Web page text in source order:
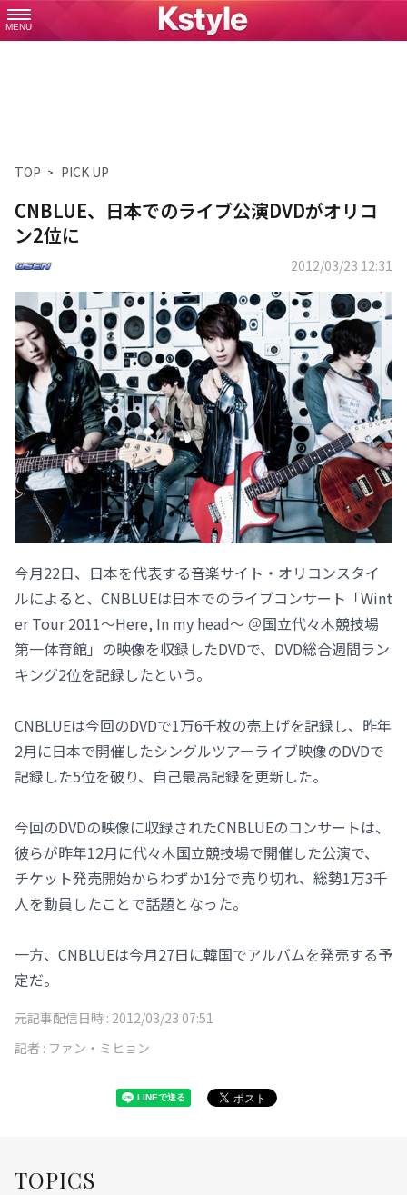
MENU
TOP PICK UP
CNBLUE、日本でのライブ公演DVDがオリコ
ン2位に
2012/03/23 12:31
今月22日、日本を代表する音楽サイト・オリコンスタイ
ルによると、CNBLUEは日本でのライブコンサート「Wint
er Tour 2011～Here, In my head～ ＠国立代々木競技場
第一体育館」の映像を収録したDVDで、DVD総合週間ラン
キング2位を記録したという。
CNBLUEは今回のDVDで1万6千枚の売上げを記録し、昨年
2月に日本で開催したシングルツアーライブ映像のDVDで
記録した5位を破り、自己最高記録を更新した。
今回のDVDの映像に収録されたCNBLUEのコンサートは、
彼らが昨年12月に代々木国立競技場で開催した公演で、
チケット発売開始からわずか1分で売り切れ、総勢1万3千
人を動員したことで話題となった。
一方、CNBLUEは今月27日に韓国でアルバムを発売する予
定だ。
元記事配信日時 : 2012/03/23 07:51
記者 : ファン・ミヒョン
TOPICS